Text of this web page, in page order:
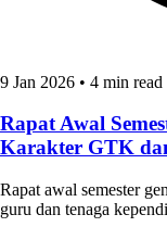
9 Jan 2026 • 4 min read
Rapat Awal
Karakter GTK
Rapat awal semester
guru dan tenaga